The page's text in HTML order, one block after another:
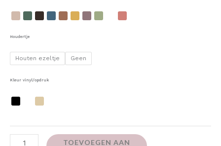
Houdertje
Houten ezeltje Geen
Kleur vinyl/opdruk
TOEVOEGEN AAN